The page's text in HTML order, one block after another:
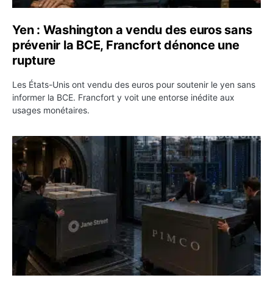
Yen : Washington a vendu des euros sans
prévenir la BCE, Francfort dénonce une
rupture
Les États-Unis ont vendu des euros pour soutenir le yen sans
informer la BCE. Francfort y voit une entorse inédite aux
usages monétaires.
Jane Street négocie le transfert de 11 milliards de